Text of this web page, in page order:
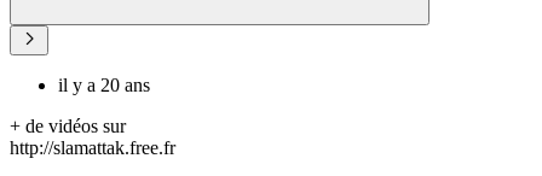
il y a 20 ans
+ de vidéos sur
http://slamattak.free.fr